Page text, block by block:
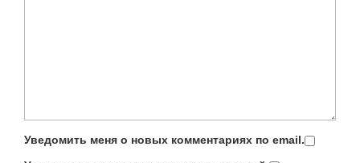
Уведомить меня о новых комментариях по email.